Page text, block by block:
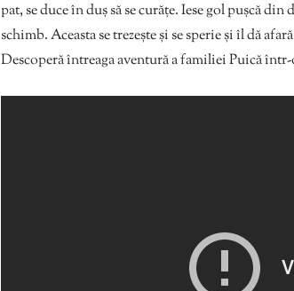
pat, se duce în duş să se curăţe. Iese gol puşcă
schimb. Aceasta se trezeşte şi se sperie şi îl dă
Descoperă întreaga aventură a familiei Puică